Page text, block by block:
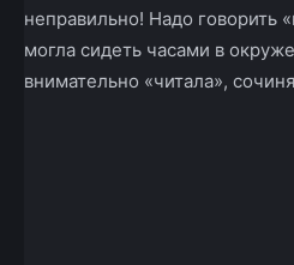
неправильно! Надо говорить
могла сидеть часами в
внимательно «читала»,